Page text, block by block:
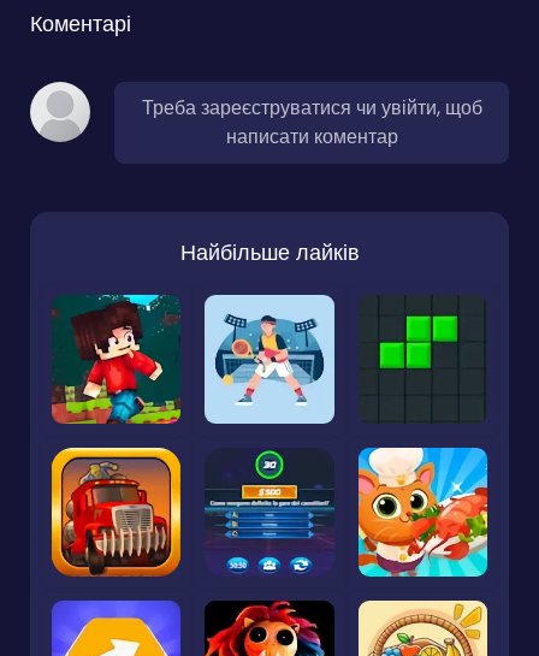
Коментарі
Треба зареєструватися чи увійти, щоб
написати коментар
Найбільше лайків